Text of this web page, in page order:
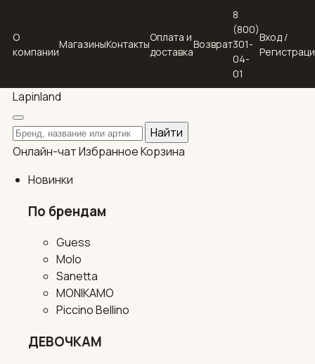
О
компании
МагазиныКонтакты
Оплата и
доставка
Возврат
8
(800)
301-
04-
01
Вход /
Lapinland
Поиск по каталогу
Найти
Онлайн-чатИзбранноеКорзина
Новинки
По брендам
Guess
Molo
Sanetta
MONIKAMO
Piccino Bellino
ДЕВОЧКАМ